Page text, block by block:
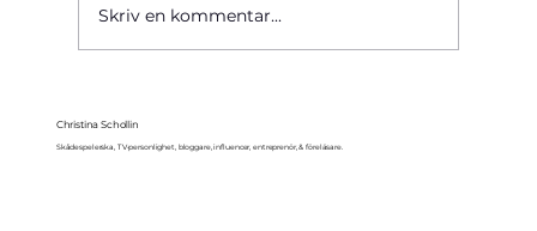
Skriv en kommentar...
Christina Schollin
Skådespelerska, TV-personlighet, bloggare, influencer, entreprenör, & föreläsare.